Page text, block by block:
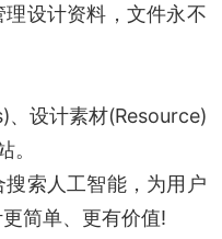
设计资料，文件永不
、设计素材(Resource)
。
索人工智能，为用户
简单、更有价值!